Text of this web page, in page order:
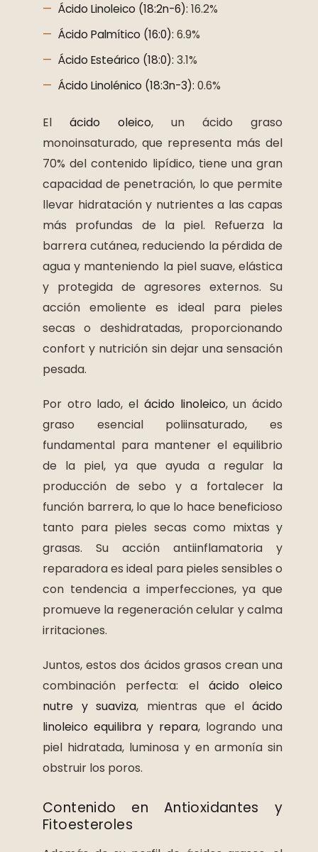
Ácido Linoleico (18:2n-6): 16.2%
Ácido Palmítico (16:0): 6.9%
Ácido Esteárico (18:0): 3.1%
Ácido Linolénico (18:3n-3): 0.6%
El ácido oleico, un ácido graso
monoinsaturado, que representa más del
70% del contenido lipídico, tiene una gran
capacidad de penetración, lo que permite
llevar hidratación y nutrientes a las capas
más profundas de la piel. Refuerza la
barrera cutánea, reduciendo la pérdida de
agua y manteniendo la piel suave, elástica
y protegida de agresores externos. Su
acción emoliente es ideal para pieles
secas o deshidratadas, proporcionando
confort y nutrición sin dejar una sensación
pesada.
Por otro lado, el ácido linoleico, un ácido
graso esencial poliinsaturado, es
fundamental para mantener el equilibrio
de la piel, ya que ayuda a regular la
producción de sebo y a fortalecer la
función barrera, lo que lo hace beneficioso
tanto para pieles secas como mixtas y
grasas. Su acción antiinflamatoria y
reparadora es ideal para pieles sensibles o
con tendencia a imperfecciones, ya que
promueve la regeneración celular y calma
irritaciones.
Juntos, estos dos ácidos grasos crean una
combinación perfecta: el ácido oleico
nutre y suaviza, mientras que el ácido
linoleico equilibra y repara, logrando una
piel hidratada, luminosa y en armonía sin
obstruir los poros.
Contenido en Antioxidantes y
Fitoesteroles